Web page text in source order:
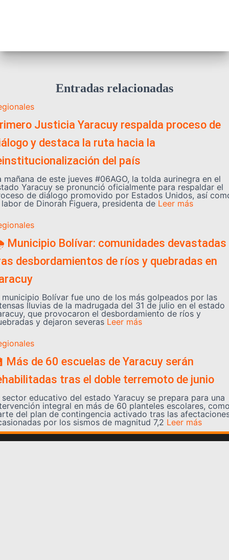
Entradas relacionadas
Justicia Yaracuy respalda proceso de
y destaca la ruta hacia la
del país
mañana de este jueves #06AGO, la tolda aurinegra en el
Yaracuy se pronunció oficialmente para respaldar el
de diálogo promovido por Estados Unidos, así
de Dinorah Figuera, presidenta de Leer más
Bolívar: comunidades devastadas
desbordamientos de ríos y quebradas en
municipio Bolívar fue uno de los más golpeados por las
lluvias de la madrugada del 31 de julio en el estado
que provocaron el desbordamiento de ríos y
y dejaron severas Leer más
Más de 60 escuelas de Yaracuy serán
tras el doble terremoto de junio
sector educativo del estado Yaracuy se prepara para una
integral en más de 60 planteles escolares,
del plan de contingencia activado tras las
por los sismos de magnitud 7,2 Leer más